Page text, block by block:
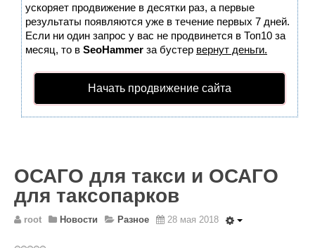
ускоряет продвижение в десятки раз, а первые
результаты появляются уже в течение первых 7 дней.
Если ни один запрос у вас не продвинется в Топ10 за
месяц, то в SeoHammer за бустер вернут деньги.
Начать продвижение сайта
Общее
FAQ
Программы
Оборудование
Операционные системы
Из жизни mini Server
В интернете
Разное
ОСАГО для такси и ОСАГО
для таксопарков
root Новости Разное 28 мая 2018